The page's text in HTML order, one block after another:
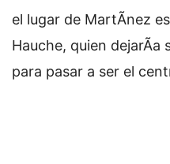
el lugar de MartÃ­nez
Hauche, quien dejarÃ­a
para pasar a ser el